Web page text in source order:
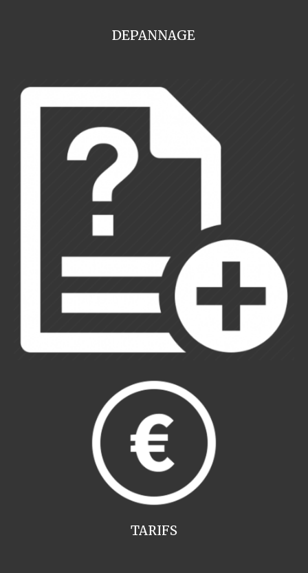
DEPANNAGE
TARIFS